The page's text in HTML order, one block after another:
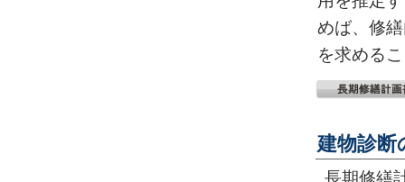
めば、修
を求める
建物診断
長期修繕